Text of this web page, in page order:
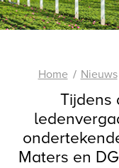
Home Nieuws
Tijdens
Maters en